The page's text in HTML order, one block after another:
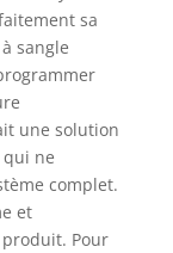
sa
sangle
une solution
ne
complet.
et
Pour